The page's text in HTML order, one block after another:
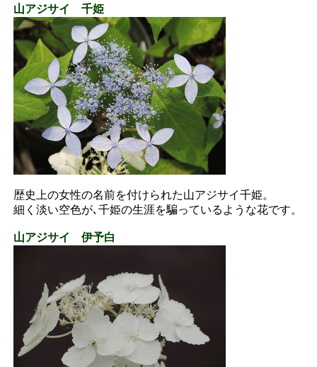
山アジサイ 千姫
歴史上の女性の名前を付けられた山アジサイ千姫。
細く淡い空色が､千姫の生涯を騙っているような花です。
山アジサイ 伊予白